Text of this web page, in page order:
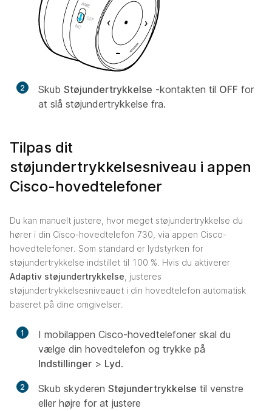
2 Skub Støjundertrykkelse -kontakten til OFF for
at slå støjundertrykkelse fra.
Tilpas dit
støjundertrykkelsesniveau i appen
Cisco-hovedtelefoner
Du kan manuelt justere, hvor meget støjundertrykkelse du
hører i din Cisco-hovedtelefon 730, via appen Cisco-
hovedtelefoner. Som standard er lydstyrken for
støjundertrykkelse indstillet til 100 %. Hvis du aktiverer
Adaptiv støjundertrykkelse , justeres
støjundertrykkelsesniveauet i din hovedtelefon automatisk
baseret på dine omgivelser.
1
I mobilappen Cisco-hovedtelefoner skal du
vælge din hovedtelefon og trykke på
Indstillinger > Lyd.
2 Skub skyderen Støjundertrykkelse til venstre
eller højre for at justere